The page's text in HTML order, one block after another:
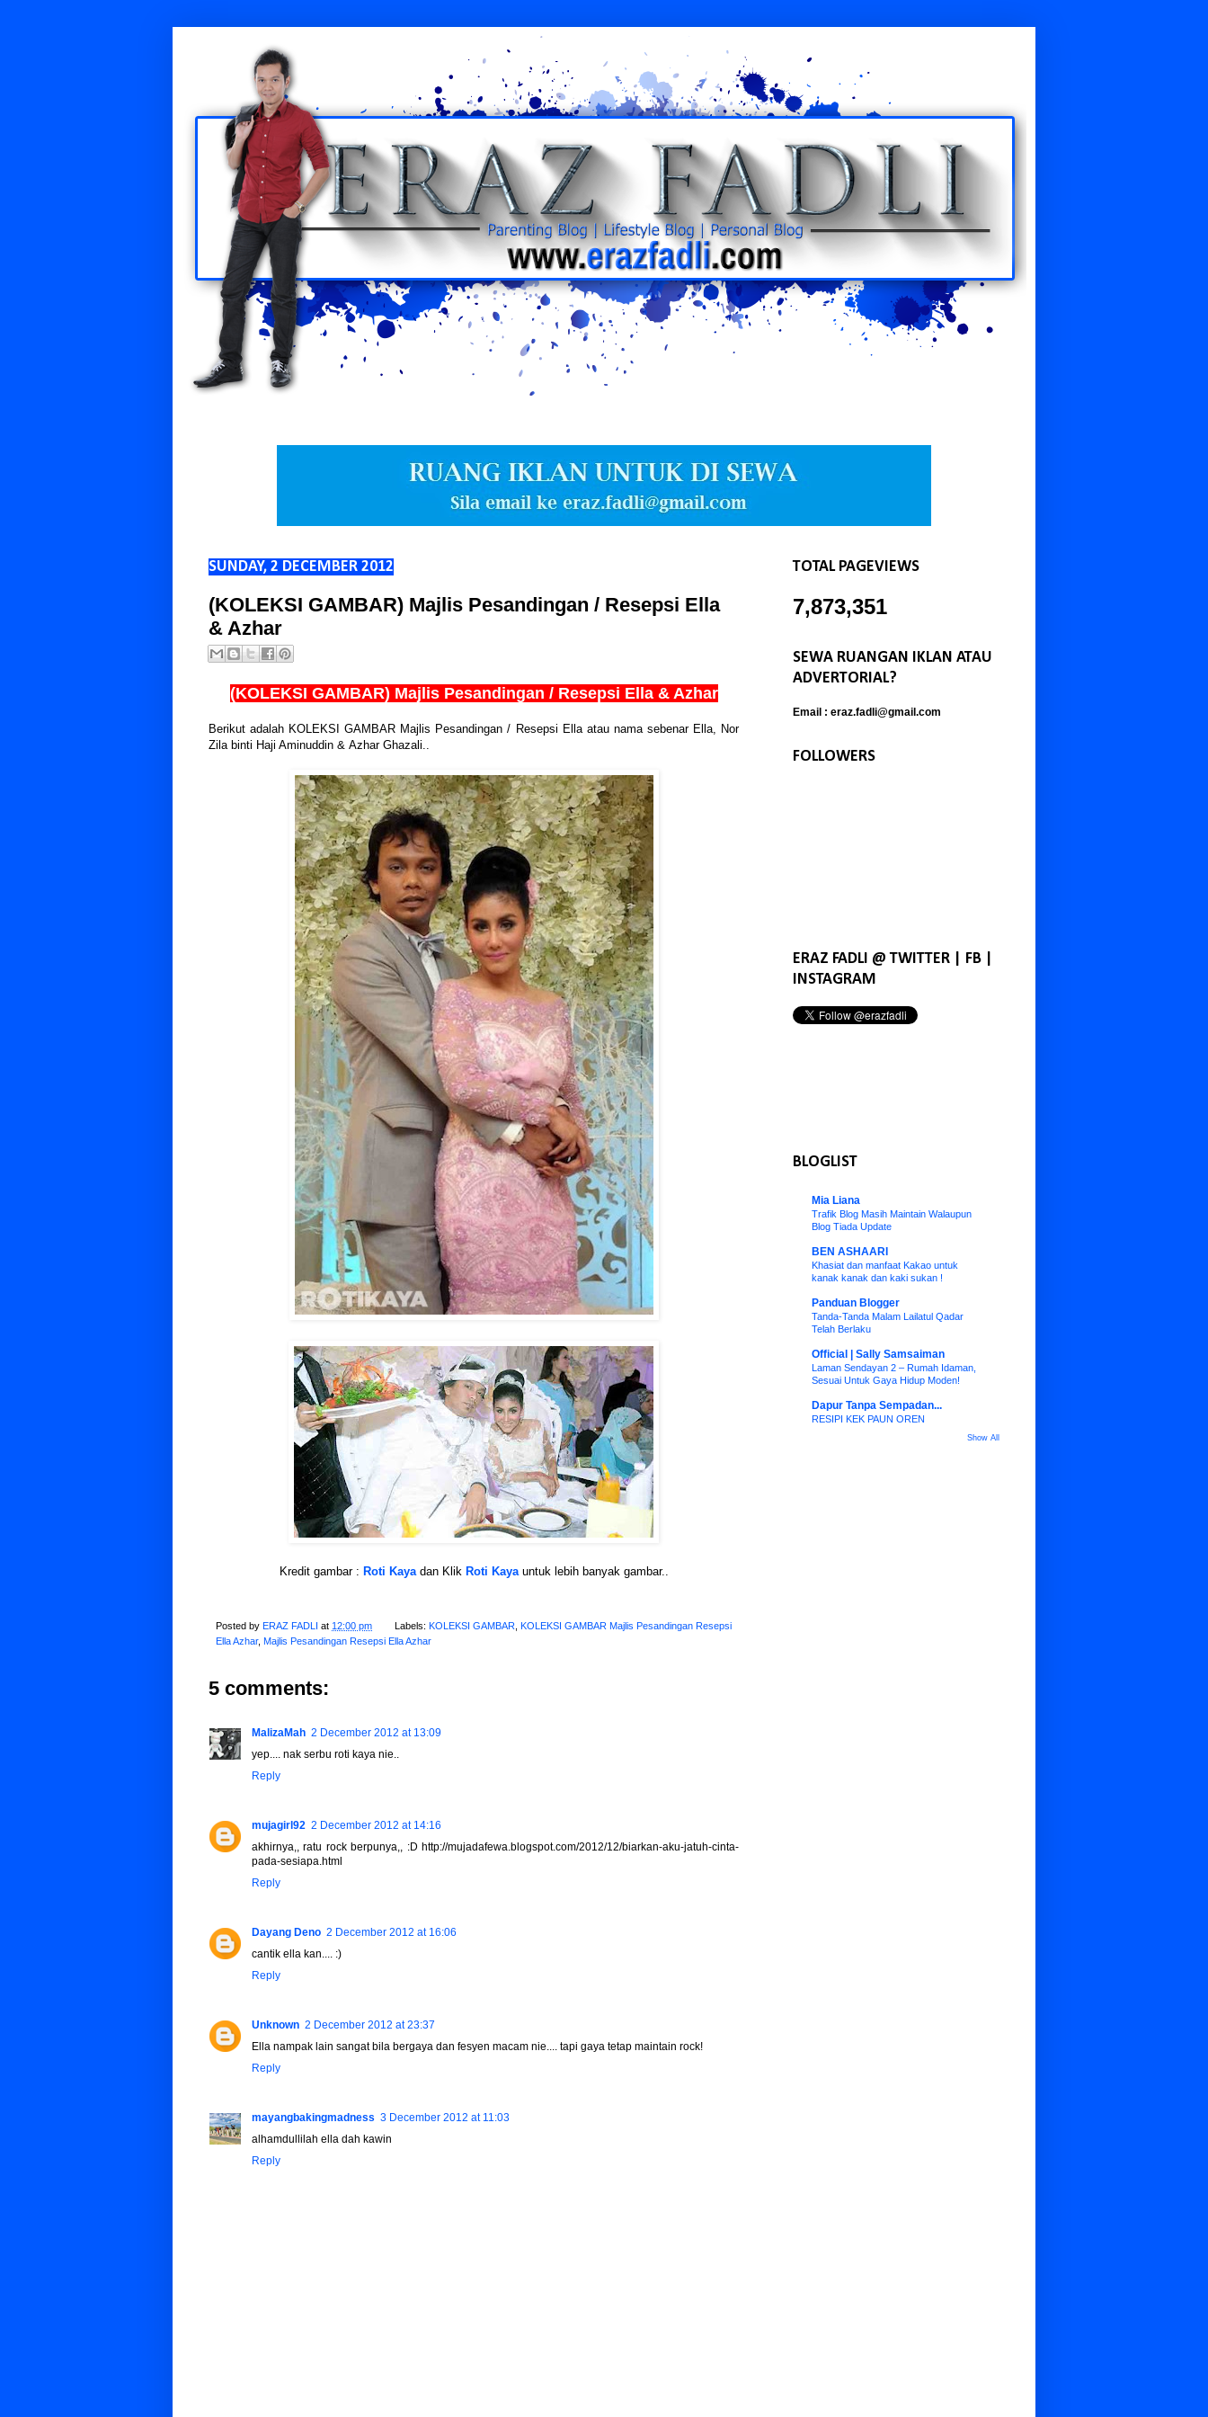
SUNDAY, 2 DECEMBER 2012
(KOLEKSI GAMBAR) Majlis Pesandingan / Resepsi Ella
& Azhar
(KOLEKSI GAMBAR) Majlis Pesandingan / Resepsi Ella & Azhar
Berikut adalah KOLEKSI GAMBAR Majlis Pesandingan / Resepsi Ella atau nama sebenar Ella, Nor
Zila binti Haji Aminuddin & Azhar Ghazali..
Kredit gambar : Roti Kayadan Klik Roti Kayauntuk lebih banyak gambar..
Posted by ERAZ FADLI at 12:00 pm Labels: KOLEKSI GAMBAR, KOLEKSI GAMBAR Majlis Pesandingan Resepsi
Ella Azhar, Majlis Pesandingan Resepsi Ella Azhar
5 comments:
MalizaMah 2 December 2012 at 13:09
yep.... nak serbu roti kaya nie..
Reply
mujagirl92 2 December 2012 at 14:16
akhirnya,, ratu rock berpunya,, :D http://mujadafewa.blogspot.com/2012/12/biarkan-aku-jatuh-cinta-
pada-sesiapa.html
Reply
Dayang Deno 2 December 2012 at 16:06
cantik ella kan.... :)
Reply
Unknown 2 December 2012 at 23:37
Ella nampak lain sangat bila bergaya dan fesyen macam nie.... tapi gaya tetap maintain rock!
Reply
mayangbakingmadness 3 December 2012 at 11:03
alhamdullilah ella dah kawin
Reply
TOTAL PAGEVIEWS
7,873,351
SEWA RUANGAN IKLAN ATAU
ADVERTORIAL?
Email : eraz.fadli@gmail.com
FOLLOWERS
ERAZ FADLI @ TWITTER | FB |
INSTAGRAM
BLOGLIST
Mia Liana
Trafik Blog Masih Maintain Walaupun
Blog Tiada Update
BEN ASHAARI
Khasiat dan manfaat Kakao untuk
kanak kanak dan kaki sukan !
Panduan Blogger
Tanda-Tanda Malam Lailatul Qadar
Telah Berlaku
Official | Sally Samsaiman
Laman Sendayan 2 – Rumah Idaman,
Sesuai Untuk Gaya Hidup Moden!
Dapur Tanpa Sempadan...
RESIPI KEK PAUN OREN
Show All